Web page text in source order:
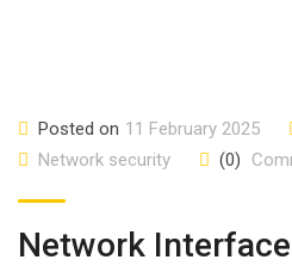
Posted on 11 February 2025
Network security
(0)
Network